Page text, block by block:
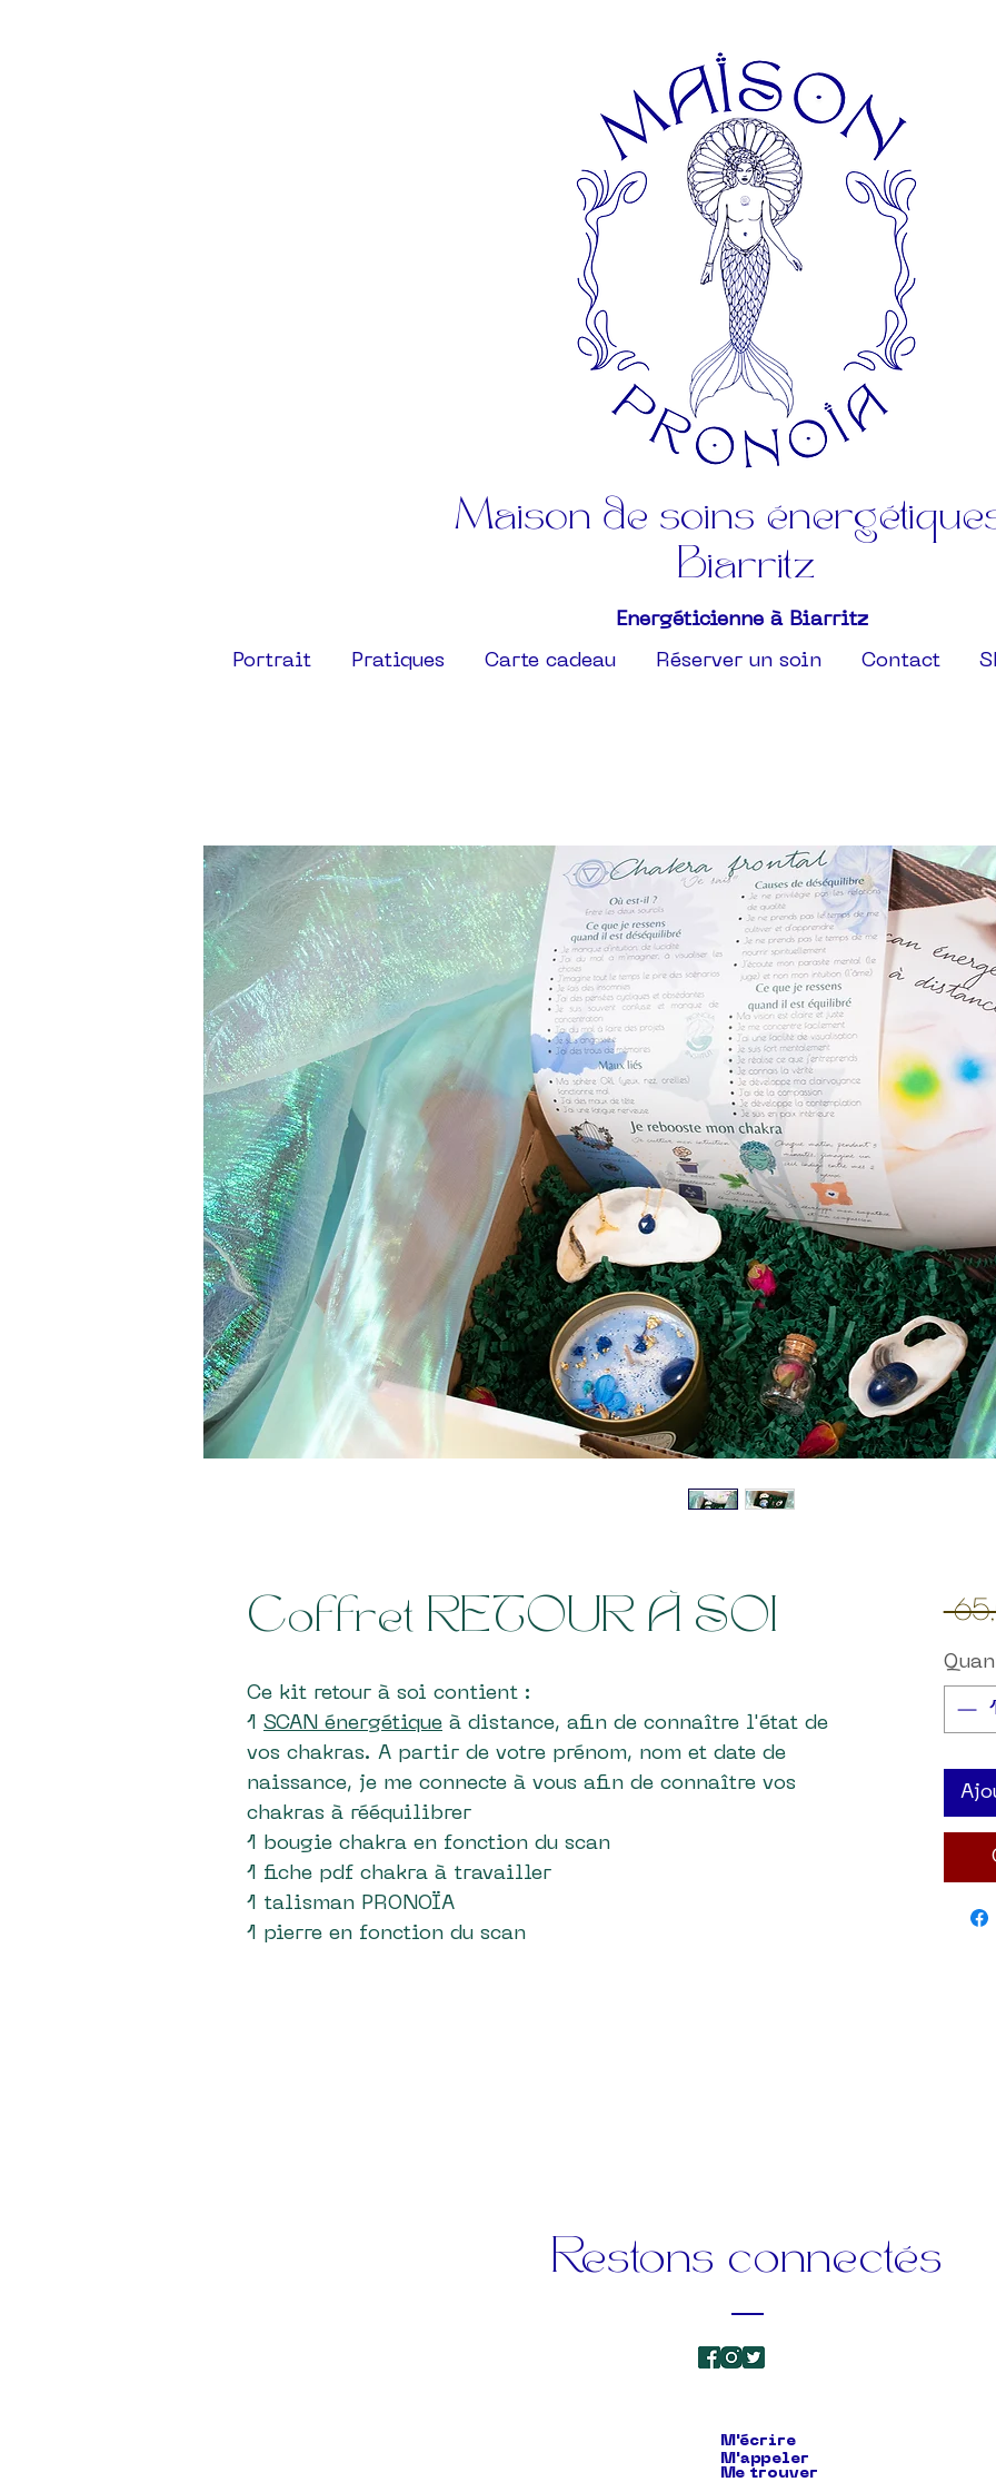
Maison de soins
Biarritz
Energéticienne à Biarritz
Portrait Pratiques Carte cadeau Réserver un soin Contact
Coffret RETOUR À SOI
Ce kit retour à soi contient :
1 SCAN énergétique à distance, afin de connaître l'état de
vos chakras. A partir de votre prénom, nom et date de
naissance, je me connecte à vous afin de connaître vos
chakras à rééquilibrer
1 bougie chakra en fonction du scan
1 fiche pdf chakra à travailler
1 talisman PRONOÏA
1 pierre en fonction du scan
Restons connectés
M'écrire
M'appeler
Me trouver